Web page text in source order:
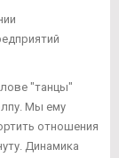
"танцы"
Мы ему
отношения
Динамика